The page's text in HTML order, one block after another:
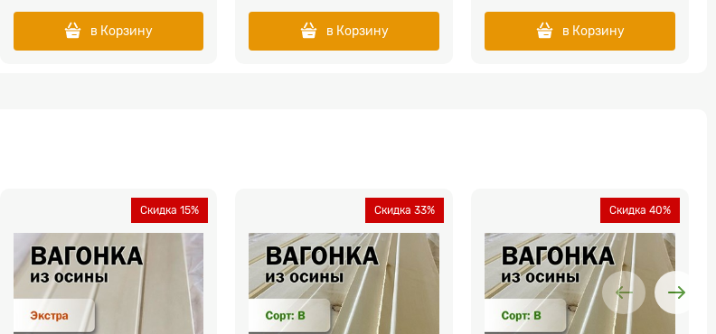
в Корзину в Корзину в Корзину
Скидка 15% Скидка 33% Скидка 40%